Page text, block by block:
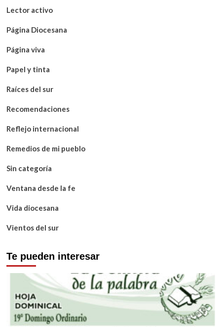
Lector activo
Página Diocesana
Página viva
Papel y tinta
Raíces del sur
Recomendaciones
Reflejo internacional
Remedios de mi pueblo
Sin categoría
Ventana desde la fe
Vida diocesana
Vientos del sur
Te pueden interesar